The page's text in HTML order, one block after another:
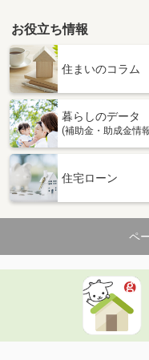
お役立ち情報
住まいのコラム
暮らしのデータ
(補助金・助成金情
住宅ローン
ペ